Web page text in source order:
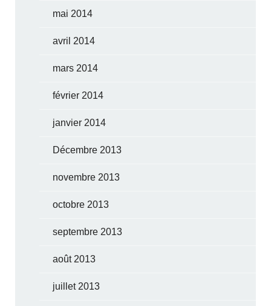
mai 2014
avril 2014
mars 2014
février 2014
janvier 2014
Décembre 2013
novembre 2013
octobre 2013
septembre 2013
août 2013
juillet 2013